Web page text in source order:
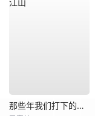
那些年我们打下的江山